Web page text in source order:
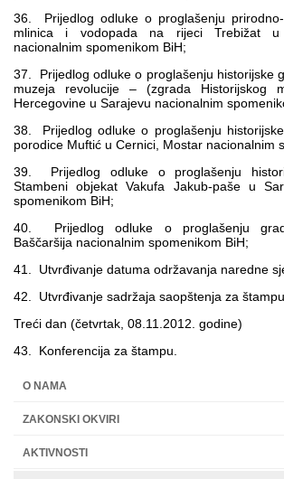
36. Prijedlog odluke o proglašenju
mlinica i vodopada na rijeci Trebižat u
nacionalnim spomenikom BiH;
37. Prijedlog odluke o proglašenju historijske
muzeja revolucije – (zgrada
Hercegovine u Sarajevu nacionalnim
38. Prijedlog odluke o proglašenju
porodice Muftić u Cernici, Mostar nacionalnim
39. Prijedlog odluke o proglašenju
Stambeni objekat Vakufa Jakub-paše u
spomenikom BiH;
40. Prijedlog odluke o proglašenju
Baščaršija nacionalnim spomenikom BiH;
41. Utvrđivanje datuma održavanja naredne
42. Utvrđivanje sadržaja saopštenja za
Treći dan (četvrtak, 08.11.2012. godine)
43. Konferencija za štampu.
O NAMA
ZAKONSKI OKVIRI
AKTIVNOSTI